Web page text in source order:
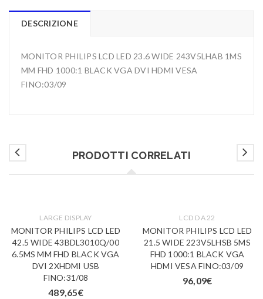
DESCRIZIONE
MONITOR PHILIPS LCD LED 23.6 WIDE 243V5LHAB 1MS
MM FHD 1000:1 BLACK VGA DVI HDMI VESA
FINO:03/09
PRODOTTI CORRELATI
LARGE DISPLAY
MONITOR PHILIPS LCD LED
42.5 WIDE 43BDL3010Q/00
6.5MS MM FHD BLACK VGA
DVI 2XHDMI USB
FINO:31/08
489,65€
LCD DA 22
MONITOR PHILIPS LCD LED
21.5 WIDE 223V5LHSB 5MS
FHD 1000:1 BLACK VGA
HDMI VESA FINO:03/09
96,09€